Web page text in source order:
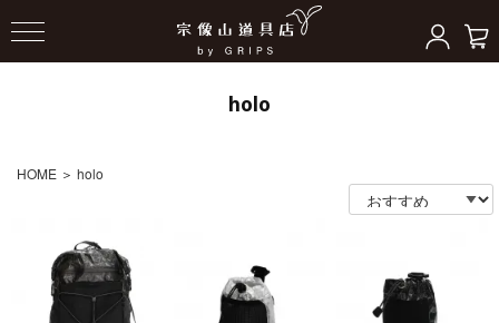
holo
HOME ＞ holo